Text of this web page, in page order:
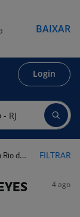
Login
- RJ FILTRAR
4 ago
BAIXAR